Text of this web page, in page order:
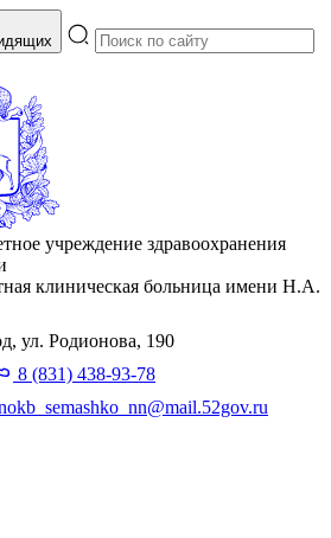
учреждение здравоохранения
клиническая больница имени Н.А.
ул. Родионова, 190
8 (831) 438-93-78